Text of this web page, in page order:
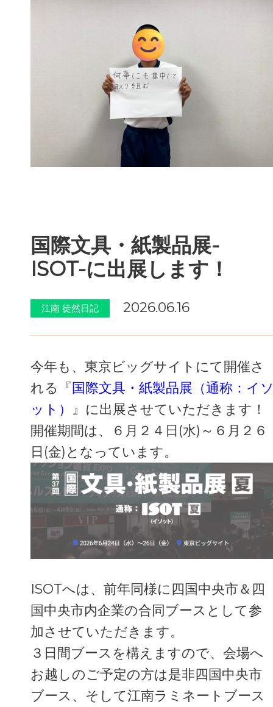
国際文具・紙製品展-
ISOT-に出展します！
江南 徒然日記 2026.06.16
今年も、東京ビッグサイトにて開催さ
れる『国際文具・紙製品展（通称：イ
ット） 』に出展させていただきます！
開催期間は、
６月２４日(水)～６月２６
日(金)となっています。
ISOTへは、前年同様に四国中央市＆四
国中央市内企業の合同ブースとして参
加させていただきます。
３日間ブースを構えますので、会場へ
お越しのご予定の方は是非四国中央市
ブース、そして江南ラミネートブース